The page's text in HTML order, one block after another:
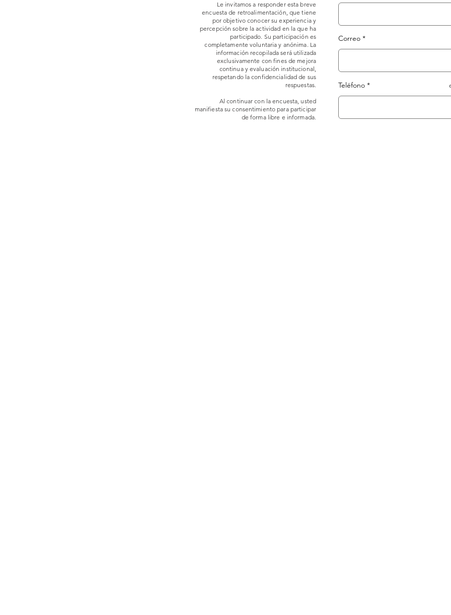
Le invitamos a responder esta breve
encuesta de retroalimentación, que tiene
por objetivo conocer su experiencia y
percepción sobre la actividad en la que ha
participado. Su participación es
completamente voluntaria y anónima. La
información recopilada será utilizada
exclusivamente con fines de mejora
continua y evaluación institucional,
respetando la confidencialidad de sus
respuestas.
Al continuar con la encuesta, usted
manifiesta su consentimiento para participar
de forma libre e informada.
Correo
Teléfono